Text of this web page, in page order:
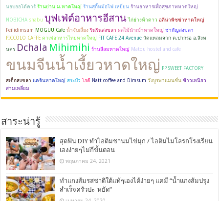
นอบออโต้คาร์ ร้านย่าน ม.หาดใหญ่ ร้านสุกี้หม้อไฟ เหยี่ยน ร้านอาหารเพื่อสุขภาพหาดใหญ่
NOBICHA shabu บุฟเฟ่ต์อาหารอีสาน ไก่ย่างห้าดาว อลีน่าพิซซ่าหาดใหญ่
Feilidimsum MOGUU Cafe น้ำจับเลี้ยง รินรินสงขลา ผลไม้นำเข้าหาดใหญ่ ชากัญสงขลา
PICCOLO CAFFE คาเฟ่อาหารไทยหาดใหญ่ FIT CAFE 24 Avenue วัดแหลมจาก ต.ปากรอ อ.สิงห
นคร Dchala Mihimihi ร้านสีลมหาดใหญ่ Matou hostel and cafe
ขนมจีนน้ำเงี้ยวหาดใหญ่ PP SWEET FACTORY
สเต็กสงขลา แดจินหาดใหญ่ สระบัว โรตี Natt coffee and Dimsum วังบูรพาแมนชั่น ข้าวเหนียว
สามเหลี่ยม
สาระน่ารู้
สุดฟิน DIY ทำไอติมชานมไข่มุก / ไอติมไมโลรถโรงเรียน
เองง่ายๆไม่กี่ขั้นตอน
พฤษภาคม 24, 2021
ทำแกงส้มรสชาติใต้แท้ๆเองได้ง่ายๆ แค่มี “น้ำแกงส้มปรุง
สำเร็จครัวปะ-หยัด”